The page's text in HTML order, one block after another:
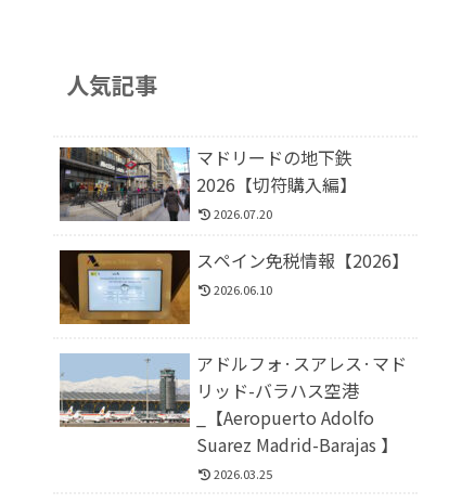
人気記事
マドリードの地下鉄
2026【切符購入編】
2026.07.20
スペイン免税情報【2026】
2026.06.10
アドルフォ·スアレス·マド
リッド-バラハス空港
_【Aeropuerto Adolfo
Suarez Madrid-Barajas 】
2026.03.25